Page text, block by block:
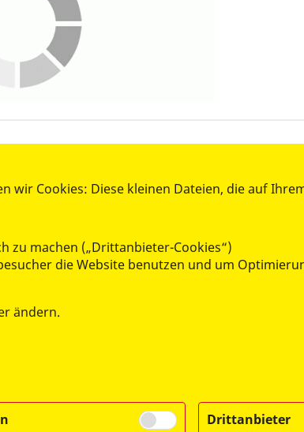
Cookies: Diese kleinen Dateien, die auf
zu machen („Drittanbieter-Cookies“)
die Website benutzen und um
ändern.
Drittanbieter